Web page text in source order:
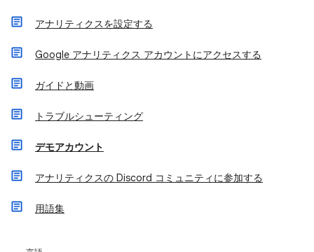
アナリティクスを設定する
Google アナリティクス アカウントにアクセスする
ガイドと動画
トラブルシューティング
デモアカウント
アナリティクスの Discord コミュニティに参加する
用語集